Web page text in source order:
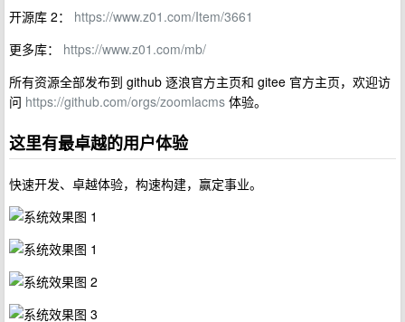
开源库 2： https://www.z01.com/Item/3661
更多库： https://www.z01.com/mb/
所有资源全部发布到 github 逐浪官方主页和 gitee 官方主页，欢迎访
问 https://github.com/orgs/zoomlacms 体验。
这里有最卓越的用户体验
快速开发、卓越体验，构速构建，赢定事业。